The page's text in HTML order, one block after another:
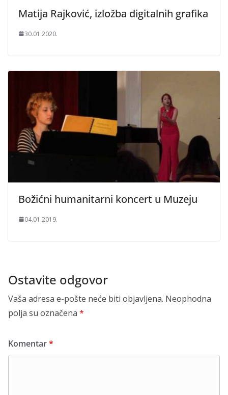
Matija Rajković, izložba digitalnih grafika
30.01.2020.
Božićni humanitarni koncert u Muzeju
04.01.2019.
Ostavite odgovor
Vaša adresa e-pošte neće biti objavljena. Neophodna
polja su označena *
Komentar*